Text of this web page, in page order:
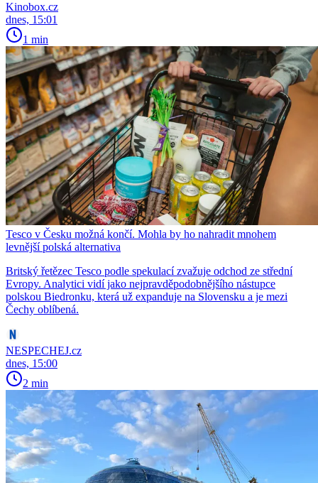
Kinobox.cz
dnes, 15:01
1 min
Tesco v Česku možná končí. Mohla by ho nahradit mnohem
levnější polská alternativa
Britský řetězec Tesco podle spekulací zvažuje odchod ze střední
Evropy. Analytici vidí jako nejpravděpodobnějšího nástupce
polskou Biedronku, která už expanduje na Slovensku a je mezi
Čechy oblíbená.
NESPECHEJ.cz
dnes, 15:00
2 min